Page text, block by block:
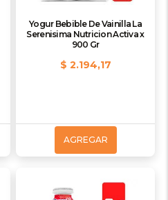
Yogur Bebible De Vainilla La
Serenisima Nutricion Activa x
900 Gr
$ 2.194,17
AGREGAR